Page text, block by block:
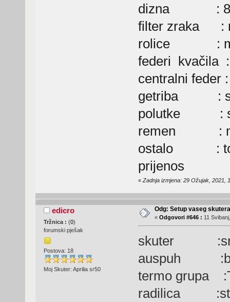
dizna :
filter zraka :
rolice :
federi kvačila
centralni feder
getriba :
polutke :
remen :
ostalo : top
prijenos
« Zadnja izmjena: 29 Ožujak, 2021,
edicro
Tržnica : (0)
forumski pješak
Postova: 18
Moj Skuter: Aprilia sr50
Odg: Setup vaseg skutera
« Odgovori #646 : 11
skuter
auspuh
termo grupa
radilica